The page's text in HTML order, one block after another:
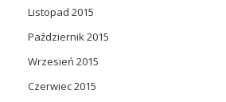
Listopad 2015
Październik 2015
Wrzesień 2015
Czerwiec 2015